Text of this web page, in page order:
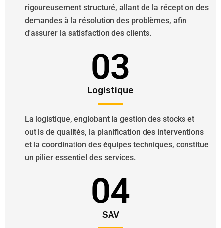
rigoureusement structuré, allant de la réception des
demandes à la résolution des problèmes, afin
d'assurer la satisfaction des clients.
03
Logistique
La logistique, englobant la gestion des stocks et
outils de qualités, la planification des interventions
et la coordination des équipes techniques, constitue
un pilier essentiel des services.
04
SAV